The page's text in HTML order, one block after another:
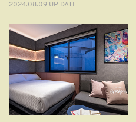
2024.08.09 UP DATE